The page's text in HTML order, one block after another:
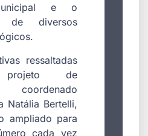
e o
de diversos
ressaltadas
de
coordenado
Natália Bertelli,
ampliado para
cada vez